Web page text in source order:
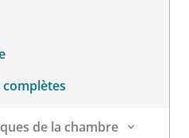
complètes
de la chambre